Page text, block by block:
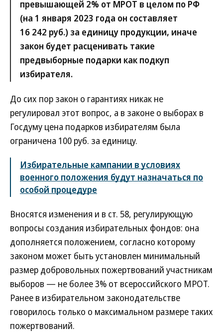
превышающей 2% от МРОТ в целом по РФ
(на 1 января 2023 года он составляет
16 242 руб.) за единицу продукции, иначе
закон будет расценивать такие
предвыборные подарки как подкуп
избирателя.
До сих пор закон о гарантиях никак не
регулировал этот вопрос, а в законе о выборах в
Госдуму цена подарков избирателям была
ограничена 100 руб. за единицу.
Избирательные кампании в условиях
военного положения будут назначаться по
особой процедуре
Вносятся изменения и в ст. 58, регулирующую
вопросы создания избирательных фондов: она
дополняется положением, согласно которому
законом может быть установлен минимальный
размер добровольных пожертвований участникам
выборов — не более 3% от всероссийского МРОТ.
Ранее в избирательном законодательстве
говорилось только о максимальном размере таких
пожертвований.